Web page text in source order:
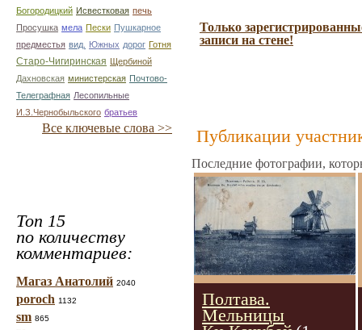
Богородицкий Исвестковая печь
Просушка мела Пески Пушкарное
предместья вид. Южных дорог Готня
Старо-Чигиринская Щербиной
Дахновская министерская Почтово-
Телеграфная Лесопильные
И.З.Чернобыльского братьев
Все ключевые слова >>
Топ 15
по количеству
комментариев:
Магаз Анатолий 2040
poroch 1132
sm 865
Только
записи на стене!
Публикации
Последние фотографии,
Полтава.
Мельницы